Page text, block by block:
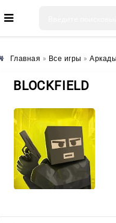
Главная » Все игры »
BLOCKFIELD